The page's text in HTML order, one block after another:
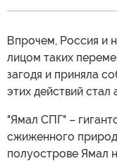
Впрочем, Россия и
лицом таких
загодя и приняла
этих действий стал
"Ямал СПГ" –
сжиженного
полуострове Ямал